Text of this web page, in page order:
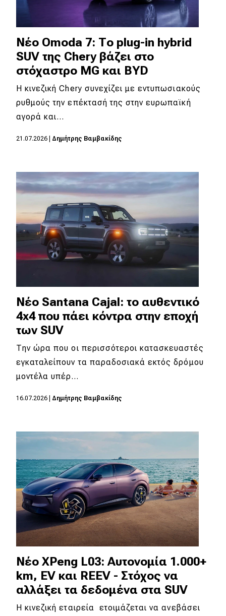
Νέο Omoda 7: Το plug-in hybrid
SUV της Chery βάζει στο
στόχαστρο MG και BYD
Η κινεζική Chery συνεχίζει με εντυπωσιακούς
ρυθμούς την επέκτασή της στην ευρωπαϊκή
αγορά και…
21.07.2026 Δημήτρης Βαμβακίδης
Νέο Santana Cajal: το αυθεντικό
4x4 που πάει κόντρα στην εποχή
των SUV
Την ώρα που οι περισσότεροι κατασκευαστές
εγκαταλείπουν τα παραδοσιακά εκτός δρόμου
μοντέλα υπέρ…
16.07.2026 Δημήτρης Βαμβακίδης
Νέο XPeng L03: Αυτονομία 1.000+
km, EV και REEV - Στόχος να
αλλάξει τα δεδομένα στα SUV
Η κινεζική εταιρεία ετοιμάζεται να ανεβάσει